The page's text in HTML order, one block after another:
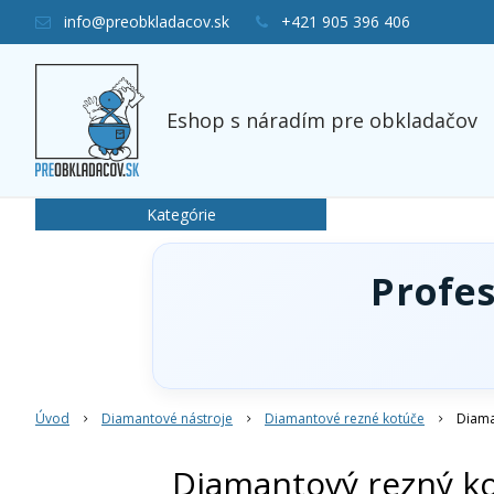
Eshop s náradím pre obkladačov
info@preobkladacov.sk +421 905 396 406
Úvod Diamantové nástroje Diamantové rezné kotúče
Diamantový rezný
Kategórie